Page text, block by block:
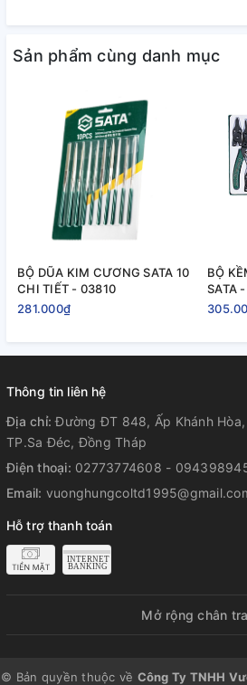
Sản phẩm cùng danh mục
BỘ DŨA KIM CƯƠNG SATA 10
CHI TIẾT - 03810
281.000₫
BỘ
SATA
Thông tin liên hệ
Địa chỉ:Đường ĐT 848, Ấp Khánh
TP.Sa Đéc, Đồng Tháp
Điện thoại: 02773774608 -
Email:
Hỗ trợ thanh toán
Mở rộng chân
© Bản quyền thuộc về Công Ty TNHH